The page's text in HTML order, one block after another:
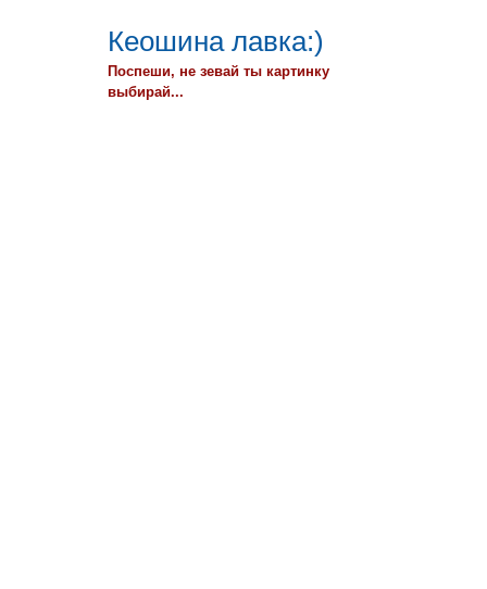
Кеошина лавка:)
Поспеши, не зевай ты картинку
выбирай...